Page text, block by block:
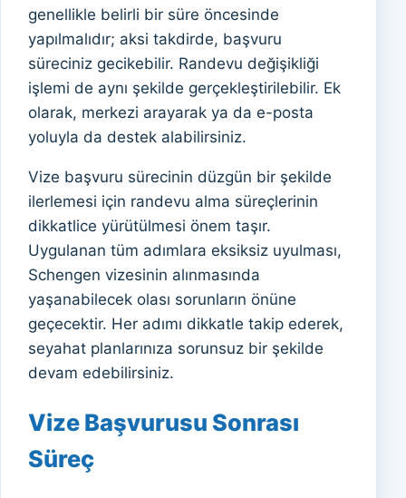
genellikle belirli bir süre öncesinde
yapılmalıdır; aksi takdirde, başvuru
süreciniz gecikebilir. Randevu değişikliği
işlemi de aynı şekilde gerçekleştirilebilir. Ek
olarak, merkezi arayarak ya da e-posta
yoluyla da destek alabilirsiniz.
Vize başvuru sürecinin düzgün bir şekilde
ilerlemesi için randevu alma süreçlerinin
dikkatlice yürütülmesi önem taşır.
Uygulanan tüm adımlara eksiksiz uyulması,
Schengen vizesinin alınmasında
yaşanabilecek olası sorunların önüne
geçecektir. Her adımı dikkatle takip ederek,
seyahat planlarınıza sorunsuz bir şekilde
devam edebilirsiniz.
Vize Başvurusu Sonrası
Süreç